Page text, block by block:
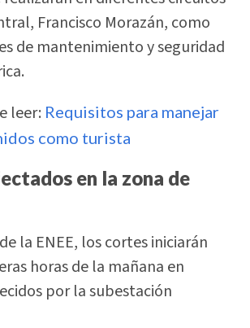
Francisco Morazán, como
de mantenimiento y seguridad
leer: Requisitos para manejar
como turista
en la zona de
la ENEE, los cortes iniciarán
horas de la mañana en
por la subestación